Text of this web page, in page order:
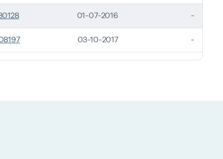
01-07-2016 -
03-10-2017 -